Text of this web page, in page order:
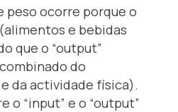
peso ocorre porque o
e bebidas
que o “output”
do
da actividade física).
o “input” e o “output”